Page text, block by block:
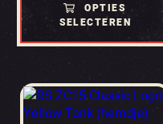
OPTIES
SELECTEREN